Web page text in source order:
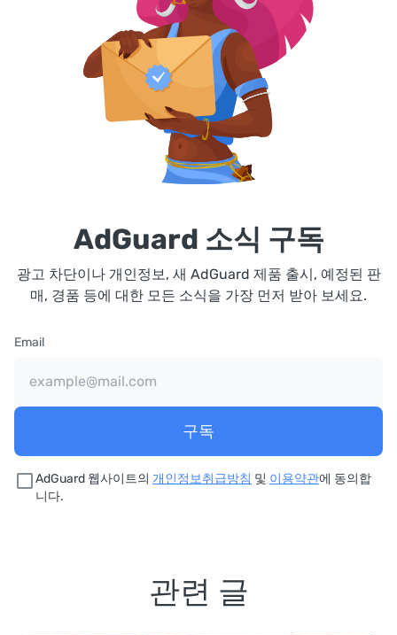
AdGuard 소식 구독
광고 차단이나 개인정보, 새 AdGuard 제품 출시, 예정된 판
매, 경품 등에 대한 모든 소식을 가장 먼저 받아 보세요.
Email
구독
AdGuard 웹사이트의 개인정보취급방침 및 이용약관에 동의합
니다.
관련 글